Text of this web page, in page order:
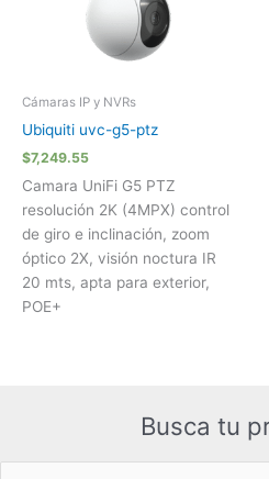
Cámaras IP y NVRs
Ubiquiti uvc-g5-ptz
$7,249.55
Camara UniFi G5 PTZ
resolución 2K (4MPX) control
de giro e inclinación, zoom
óptico 2X, visión noctura IR
20 mts, apta para exterior,
POE+
Busca tu